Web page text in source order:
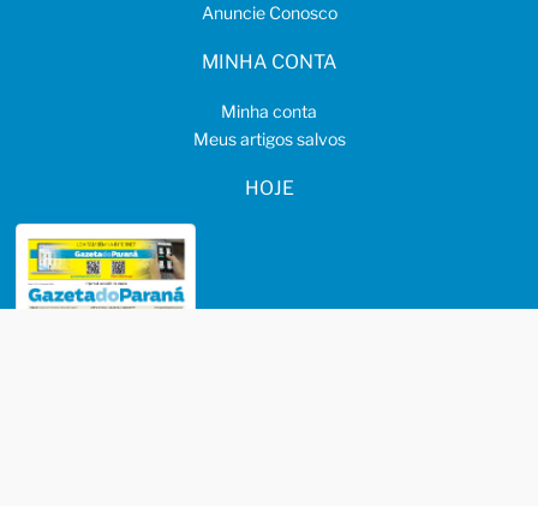
Anuncie Conosco
MINHA CONTA
Minha conta
Meus artigos salvos
HOJE